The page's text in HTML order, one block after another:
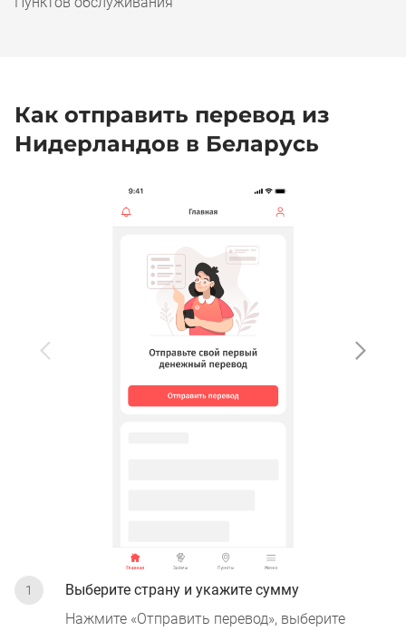
Как отправить перевод из
Нидерландов в Беларусь
1
Выберите страну и укажите сумму
Нажмите «Отправить перевод», выберите